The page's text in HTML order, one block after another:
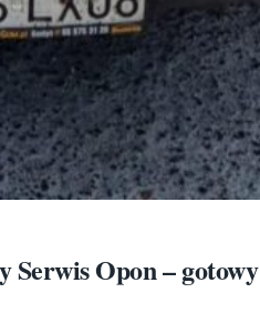
Opon – gotowy